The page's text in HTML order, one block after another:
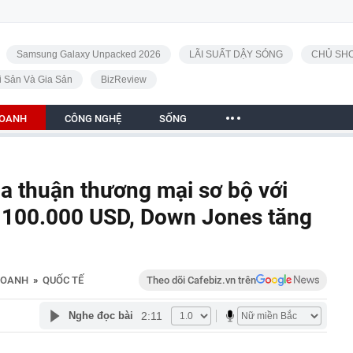
Samsung Galaxy Unpacked 2026 LÃI SUẤT DẬY SÓNG CHỦ
Sản Và Gia Sản BizReview
CÔNG NGHỆ SỐNG
thuận thương mại sơ bộ với
USD, Down Jones tăng
» QUỐC TẾ Theo dõi Cafebiz.vn trên
Nghe đọc bài 2:11